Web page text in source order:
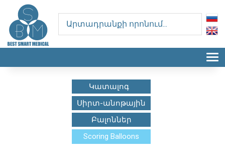
Կատալոգ
Սիրտ-անոթային
Բալոններ
Scoring Balloons